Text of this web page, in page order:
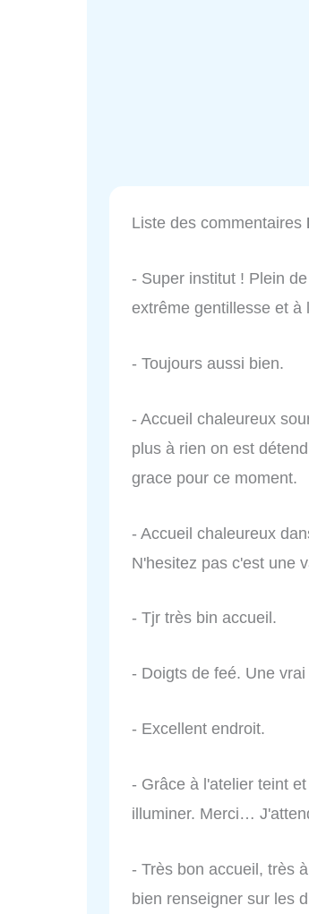
Liste des commentaires
- Super institut ! Plein
extrême gentillesse et à
- Toujours aussi bien.
- Accueil chaleureux
plus à rien on est
grace pour ce moment.
- Accueil chaleureux
N'hesitez pas c'est une
- Tjr très bin accueil.
- Doigts de feé. Une
- Excellent endroit.
- Grâce à l'atelier teint
illuminer. Merci…
- Très bon accueil, très
bien renseigner sur les